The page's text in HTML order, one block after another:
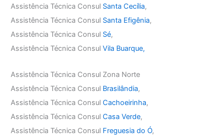
Assistência Técnica Consul Santa Cecília,
Assistência Técnica Consul Santa Efigênia,
Assistência Técnica Consul Sé,
Assistência Técnica ConsulVila Buarque,
Assistência Técnica Consul Zona Norte
Assistência Técnica Consul Brasilândia,
Assistência Técnica ConsulCachoeirinha,
Assistência Técnica ConsulCasa Verde,
Assistência Técnica Consul Freguesia do Ó,